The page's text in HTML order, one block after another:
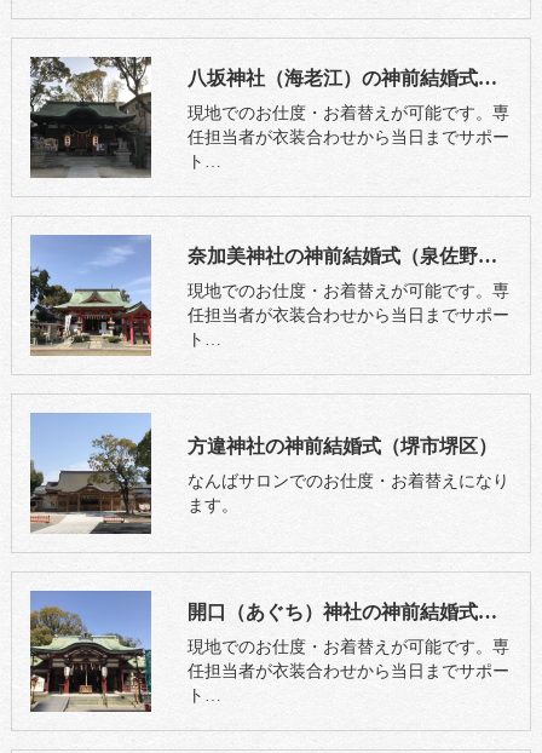
八坂神社（海老江）の神前結婚式（大阪市福島区）
現地でのお仕度・お着替えが可能です。専
任担当者が衣装合わせから当日までサポー
ト…
奈加美神社の神前結婚式（泉佐野市）
現地でのお仕度・お着替えが可能です。専
任担当者が衣装合わせから当日までサポー
ト…
方違神社の神前結婚式（堺市堺区）
なんばサロンでのお仕度・お着替えになり
ます。
開口（あぐち）神社の神前結婚式（堺市堺区）
現地でのお仕度・お着替えが可能です。専
任担当者が衣装合わせから当日までサポー
ト…